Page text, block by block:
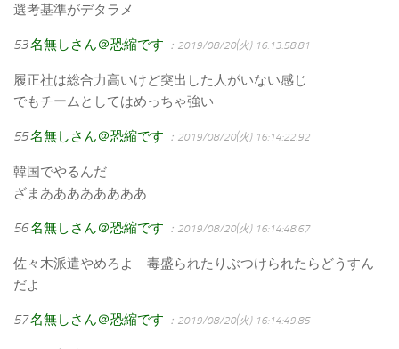
選考基準がデタラメ
53名無しさん＠恐縮です ：2019/08/20(火) 16:13:58.81
履正社は総合力高いけど突出した人がいない感じ
でもチームとしてはめっちゃ強い
55名無しさん＠恐縮です ：2019/08/20(火) 16:14:22.92
韓国でやるんだ
ざまああああああああ
56名無しさん＠恐縮です ：2019/08/20(火) 16:14:48.67
佐々木派遣やめろよ 毒盛られたりぶつけられたらどうすん
だよ
57名無しさん＠恐縮です ：2019/08/20(火) 16:14:49.85